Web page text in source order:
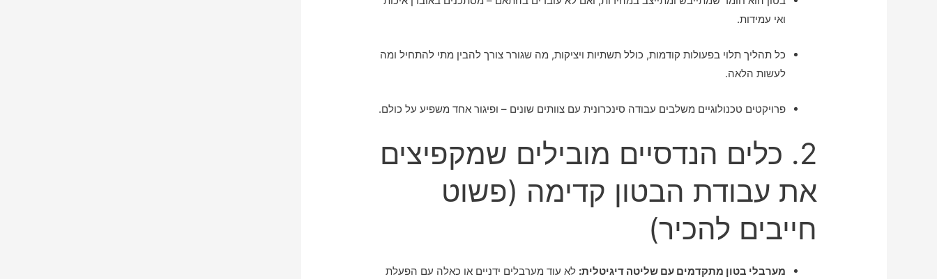
ואי עמידות.
כל תהליך תלוי בפעולות קודמות, כולל תשתיות ויציקות, מה שגורר צורך להבין מתי להתחיל ומה
לעשות הלאה.
פרויקטים טכנולוגיים משלבים עבודה סינכרונית עם צוותים שונים – ופיגור אחד משפיע על כולם.
2. כלים הנדסיים מובילים שמקפיצים
את עבודת הבטון קדימה (פשוט
חייבים להכיר)
מערבלי בטון מתקדמים עם שליטה דיגיטלית: לא עוד מערבלים ידניים או כאלה עם הפעלת